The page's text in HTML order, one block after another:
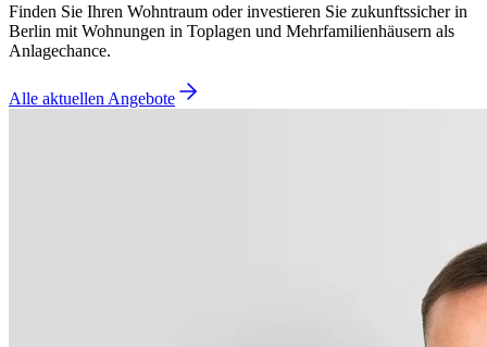
Finden Sie Ihren Wohntraum oder investieren Sie zukunftssicher in
Berlin mit Wohnungen in Toplagen und Mehrfamilienhäusern als
Anlagechance.
Alle aktuellen Angebote